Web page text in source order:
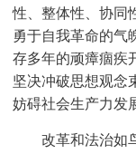
性、整体性、协同
勇于自我革命的气
存多年的顽瘴痼疾
坚决冲破思想观念
妨碍社会生产力发
改革和法治如鸟